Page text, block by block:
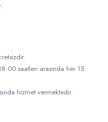
saatleri arasında her 15
hizmet vermektedir.